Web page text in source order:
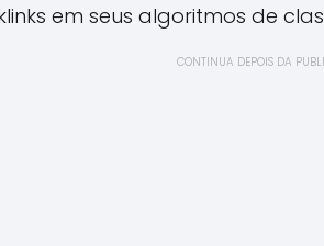
em seus algoritmos de
CONTINUA DEPOIS DA